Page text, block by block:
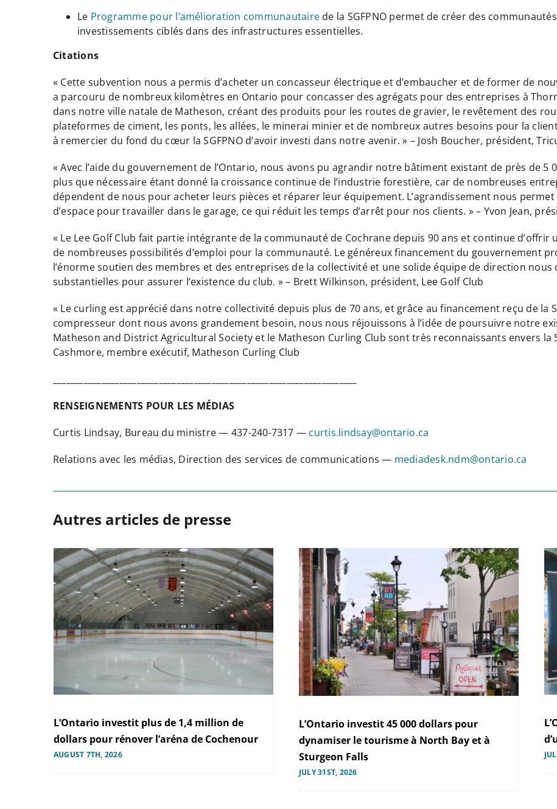
Le Programme pour l’amélioration communautaire de la SGFPNO permet de créer des
investissements ciblés dans des infrastructures essentielles.
Citations
« Cette subvention nous a permis d’acheter un concasseur électrique et d’embaucher et de former de
a parcouru de nombreux kilomètres en Ontario pour concasser des agrégats pour des entreprises à
dans notre ville natale de Matheson, créant des produits pour les routes de gravier, le revêtement des
plateformes de ciment, les ponts, les allées, le minerai minier et de nombreux autres besoins pour la
à remercier du fond du cœur la SGFPNO d’avoir investi dans notre avenir. » – Josh Boucher, président,
« Avec l’aide du gouvernement de l’Ontario, nous avons pu agrandir notre bâtiment existant de près de 5
plus que nécessaire étant donné la croissance continue de l’industrie forestière, car de nombreuses
dépendent de nous pour acheter leurs pièces et réparer leur équipement. L’agrandissement nous permet
d’espace pour travailler dans le garage, ce qui réduit les temps d’arrêt pour nos clients. » – Yvon Jean,
« Le Lee Golf Club fait partie intégrante de la communauté de Cochrane depuis 90 ans et continue d’offrir
de nombreuses possibilités d’emploi pour la communauté. Le généreux financement du gouvernement
l’énorme soutien des membres et des entreprises de la collectivité et une solide équipe de direction
substantielles pour assurer l’existence du club. » – Brett Wilkinson, président, Lee Golf Club
« Le curling est apprécié dans notre collectivité depuis plus de 70 ans, et grâce au financement reçu de la
compresseur dont nous avons grandement besoin, nous nous réjouissons à l’idée de poursuivre notre
Matheson and District Agricultural Society et le Matheson Curling Club sont très reconnaissants envers la
Cashmore, membre exécutif, Matheson Curling Club
RENSEIGNEMENTS POUR LES MÉDIAS
Curtis Lindsay, Bureau du ministre — 437-240-7317 — curtis.lindsay@ontario.ca
Relations avec les médias, Direction des services de communications — mediadesk.ndm@ontario.ca
Autres articles de presse
L’Ontario investit plus de 1,4 million de
dollars pour rénover l’aréna de Cochenour
AUGUST 7TH, 2026
L’Ontario investit 45 000 dollars pour
dynamiser le tourisme à North Bay et à
Sturgeon Falls
JULY 31ST, 2026